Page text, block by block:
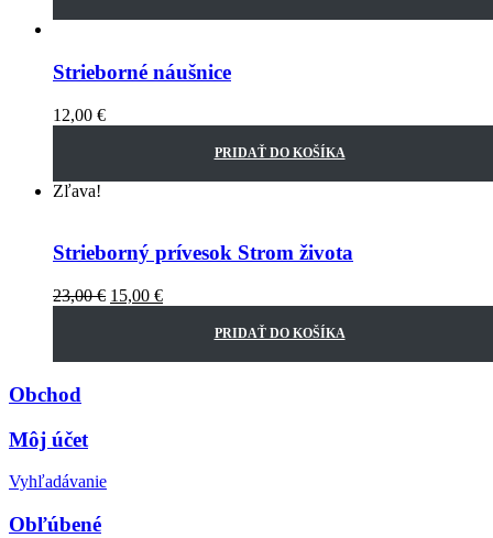
Strieborné náušnice
12,00 €
PRIDAŤ DO KOŠÍKA
Zľava!
Strieborný prívesok Strom života
23,00€ 15,00 €
PRIDAŤ DO KOŠÍKA
Obchod
Môj účet
Vyhľadávanie
Obľúbené